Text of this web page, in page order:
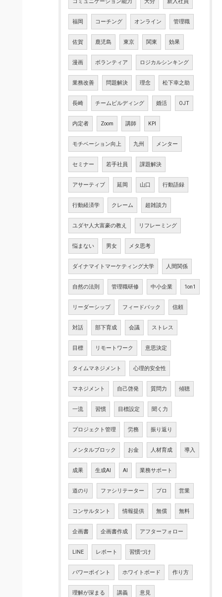
福岡 コーチング オンライン 管理職
佐賀 鹿児島 東京 関東 効果
漫画 ボランティア ロジカルシンキング
業務改善 問題解決 理念 松下幸之助
長崎 チームビルディング 婚活 OJT
内定者 Zoom 講師 KPI
モチベーション向上 九州 メンター
セミナー 若手社員 課題解決
アサーティブ 延岡 山口 行動語録
行動経済学 クレーム 超雑談力
ユダヤ人大富豪の教え リフレーミング
悩まない 男女 メタ思考
ダイナマイトマーケティング大学 人間関係
自然の法則 管理職研修 中小企業 1on1
リーダーシップ フィードバック 信頼
対話 部下育成 会議 ストレス
目標 リモートワーク 意思決定
タイムマネジメント 心理的安全性
マネジメント 自己啓発 質問力 傾聴
一流 習慣 目標設定 聞く力
プロジェクト管理 労務 振り返り
メンタルブロック お金 人材育成 導入
成果 生成AI AI 業務サポート
道のり ファシリテーター プロ 営業
コンサルタント 情報提供 無償 無料
企画書 企画書作成 アフターフォロー
LINE レポート 習慣づけ
パワーポイント ホワイトボード 作り方
理解が深まる 講義 意見